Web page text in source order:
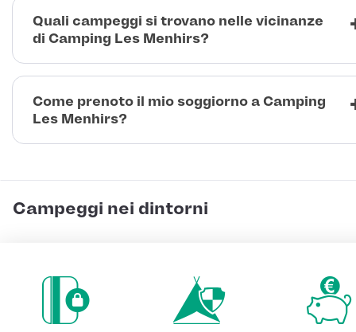
Quali campeggi si trovano nelle vicinanze
di Camping Les Menhirs?
Come prenoto il mio soggiorno a Camping
Les Menhirs?
Campeggi nei dintorni